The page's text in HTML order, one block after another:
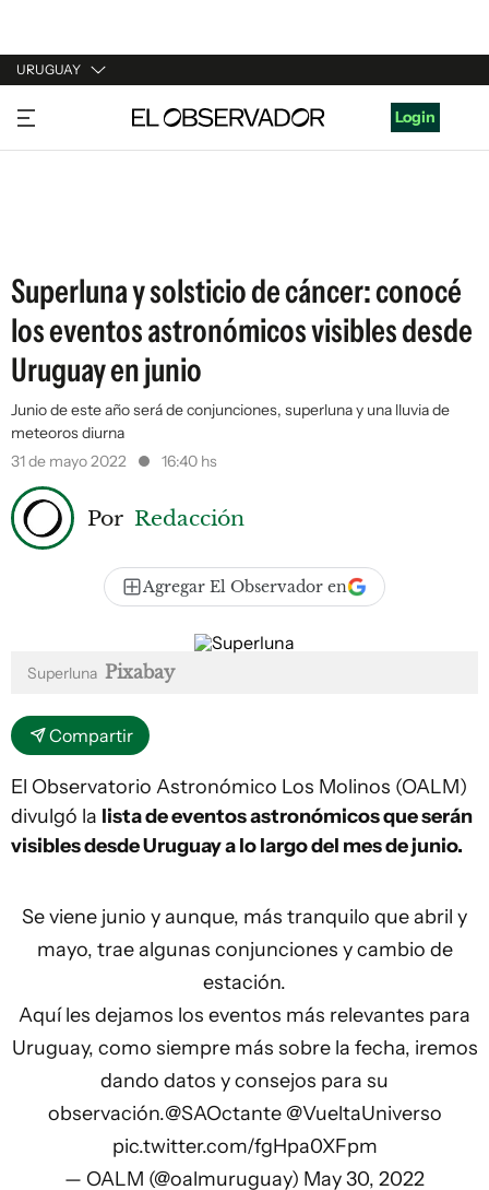
URUGUAY
URUGUAY
ARGENTINA
Login
Superluna y solsticio de cáncer: conocé
los eventos astronómicos visibles desde
Uruguay en junio
Junio de este año será de conjunciones, superluna y una lluvia de
meteoros diurna
31 de mayo 2022
16:40 hs
Por Redacción
Agregar El Observador en
Superluna Pixabay
Compartir
El Observatorio Astronómico Los Molinos (OALM)
divulgó la lista de eventos astronómicos que serán
visibles desde Uruguay a lo largo del mes de junio.
Se viene junio y aunque, más tranquilo que abril y
mayo, trae algunas conjunciones y cambio de
estación.
Aquí les dejamos los eventos más relevantes para
Uruguay, como siempre más sobre la fecha, iremos
dando datos y consejos para su
observación.@SAOctante @VueltaUniverso
pic.twitter.com/fgHpa0XFpm
— OALM (@oalmuruguay) May 30, 2022